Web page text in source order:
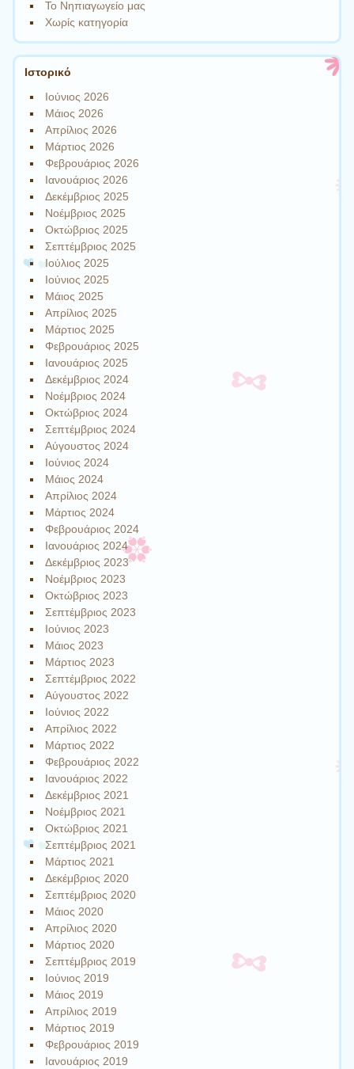
Το Νηπιαγωγείο μας
Χωρίς κατηγορία
Ιστορικό
Ιούνιος 2026
Μάιος 2026
Απρίλιος 2026
Μάρτιος 2026
Φεβρουάριος 2026
Ιανουάριος 2026
Δεκέμβριος 2025
Νοέμβριος 2025
Οκτώβριος 2025
Σεπτέμβριος 2025
Ιούλιος 2025
Ιούνιος 2025
Μάιος 2025
Απρίλιος 2025
Μάρτιος 2025
Φεβρουάριος 2025
Ιανουάριος 2025
Δεκέμβριος 2024
Νοέμβριος 2024
Οκτώβριος 2024
Σεπτέμβριος 2024
Αύγουστος 2024
Ιούνιος 2024
Μάιος 2024
Απρίλιος 2024
Μάρτιος 2024
Φεβρουάριος 2024
Ιανουάριος 2024
Δεκέμβριος 2023
Νοέμβριος 2023
Οκτώβριος 2023
Σεπτέμβριος 2023
Ιούνιος 2023
Μάιος 2023
Μάρτιος 2023
Σεπτέμβριος 2022
Αύγουστος 2022
Ιούνιος 2022
Απρίλιος 2022
Μάρτιος 2022
Φεβρουάριος 2022
Ιανουάριος 2022
Δεκέμβριος 2021
Νοέμβριος 2021
Οκτώβριος 2021
Σεπτέμβριος 2021
Μάρτιος 2021
Δεκέμβριος 2020
Σεπτέμβριος 2020
Μάιος 2020
Απρίλιος 2020
Μάρτιος 2020
Σεπτέμβριος 2019
Ιούνιος 2019
Μάιος 2019
Απρίλιος 2019
Μάρτιος 2019
Φεβρουάριος 2019
Ιανουάριος 2019